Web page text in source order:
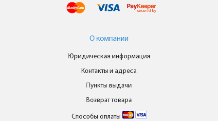
О компании
Юридическая информация
Контакты и адреса
Пункты выдачи
Возврат товара
Способы оплаты